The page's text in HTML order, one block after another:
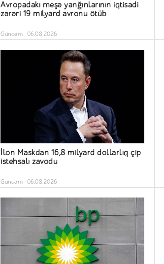
Avropadakı meşə yanğınlarının iqtisadi
zərəri 19 milyard avronu ötüb
Gündəm 06.08.2026
İlon Maskdan 16,8 milyard dollarlıq çip
istehsalı zavodu
Gündəm 06.08.2026